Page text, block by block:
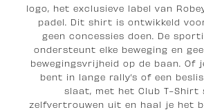
logo, het exclusieve label van
padel. Dit shirt is ontwikkeld
geen concessies doen. De
ondersteunt elke beweging en
bewegingsvrijheid op de baan. Of
bent in lange rally’s of een
slaat, met het Club T-Shirt
zelfvertrouwen uit en haal je het